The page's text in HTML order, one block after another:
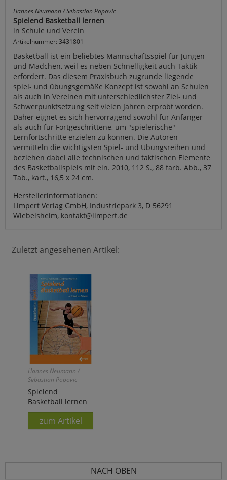
Hannes Neumann / Sebastian Popovic
Spielend Basketball lernen
in Schule und Verein
Artikelnummer: 3431801
Basketball ist ein beliebtes Mannschaftsspiel für Jungen
und Mädchen, weil es neben Schnelligkeit auch Taktik
erfordert. Das diesem Praxisbuch zugrunde liegende
spiel- und übungsgemäße Konzept ist sowohl an Schulen
als auch in Vereinen mit unterschiedlichster Ziel- und
Schwerpunktsetzung seit vielen Jahren erprobt worden.
Daher eignet es sich hervorragend sowohl für Anfänger
als auch für Fortgeschrittene, um "spielerische"
Lernfortschritte erzielen zu können. Die Autoren
vermitteln die wichtigsten Spiel- und Übungsreihen und
beziehen dabei alle technischen und taktischen Elemente
des Basketballspiels mit ein. 2010, 112 S., 88 farb. Abb., 37
Tab., kart., 16,5 x 24 cm.
Herstellerinformationen:
Limpert Verlag GmbH, Industriepark 3, D 56291
Wiebelsheim, kontakt@limpert.de
Zuletzt angesehenen Artikel:
Hannes Neumann /
Sebastian Popovic
Spielend
Basketball lernen
zum Artikel
NACH OBEN